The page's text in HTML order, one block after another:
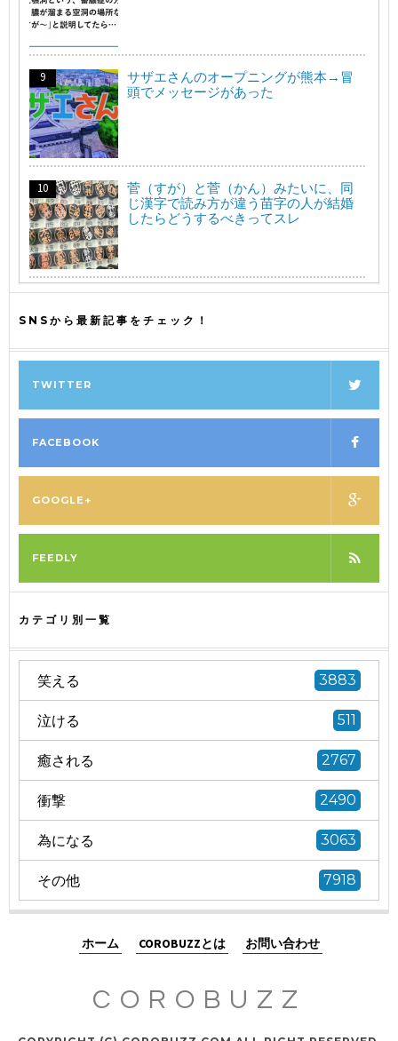
サザエさんのオープニングが熊本→冒
頭でメッセージがあった
菅（すが）と菅（かん）みたいに、同
じ漢字で読み方が違う苗字の人が結婚
したらどうするべきってスレ
SNSから最新記事をチェック！
TWITTER
FACEBOOK
GOOGLE+
FEEDLY
カテゴリ別一覧
笑える 3883
泣ける 511
癒される 2767
衝撃 2490
為になる 3063
その他 7918
ホーム COROBUZZとは お問い合わせ
COROBUZZ